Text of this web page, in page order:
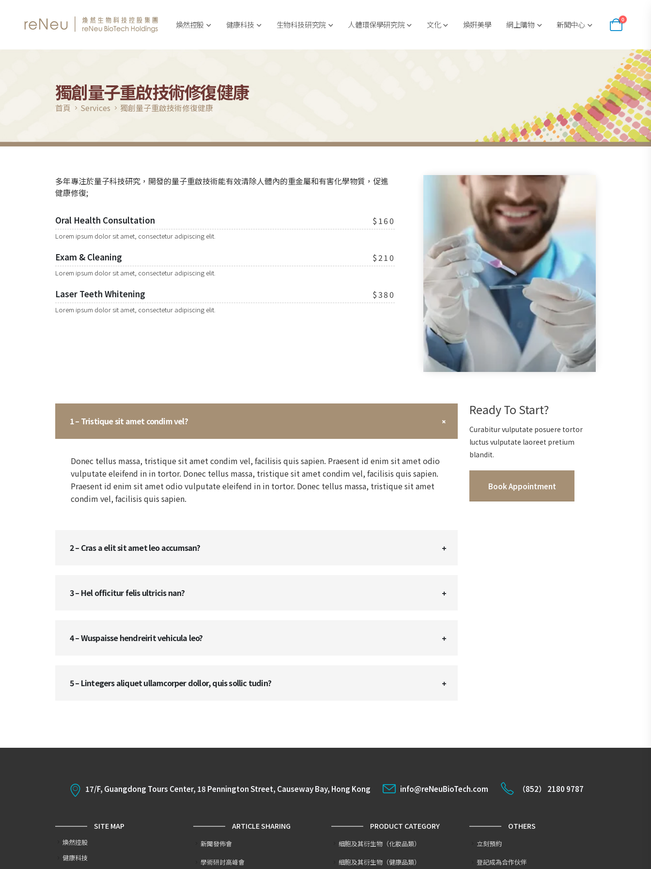
煥然控股 健康科技 生物科技研究院 人體環保學研究院 文化 煥姸美學 網上購物 新聞中心 0
獨創量子重啟技術修復健康
首頁 Services 獨創量子重啟技術修復健康
多年專注於量子科技研究，開發的量子重啟技術能有效清除人體內的重金屬和有害化學物質，促進
健康修復;
Oral Health Consultation $160
Lorem ipsum dolor sit amet, consectetur adipiscing elit.
Exam & Cleaning $210
Lorem ipsum dolor sit amet, consectetur adipiscing elit.
Laser Teeth Whitening $380
Lorem ipsum dolor sit amet, consectetur adipiscing elit.
1 – Tristique sit amet condim vel?
Donec tellus massa, tristique sit amet condim vel, facilisis quis sapien. Praesent id enim sit amet odio
vulputate eleifend in in tortor. Donec tellus massa, tristique sit amet condim vel, facilisis quis sapien.
Praesent id enim sit amet odio vulputate eleifend in in tortor. Donec tellus massa, tristique sit amet
condim vel, facilisis quis sapien.
2 – Cras a elit sit amet leo accumsan?
3 – Hel officitur felis ultricis nan?
4 – Wuspaisse hendreirit vehicula leo?
5 – Lintegers aliquet ullamcorper dollor, quis sollic tudin?
Ready To Start?
Curabitur vulputate posuere tortor
luctus vulputate laoreet pretium
blandit.
Book Appointment
17/F, Guangdong Tours Center, 18 Pennington Street, Causeway Bay, Hong Kong info@reNeuBioTech.com （852） 2180 9787
SITE MAP
煥然控股
健康科技
ARTICLE SHARING
新聞發佈會
學術研討高峰會
PRODUCT CATEGORY
細胞及其衍生物（化妝品類）
細胞及其衍生物（健康品類）
OTHERS
立刻預約
登記成為合作伙伴